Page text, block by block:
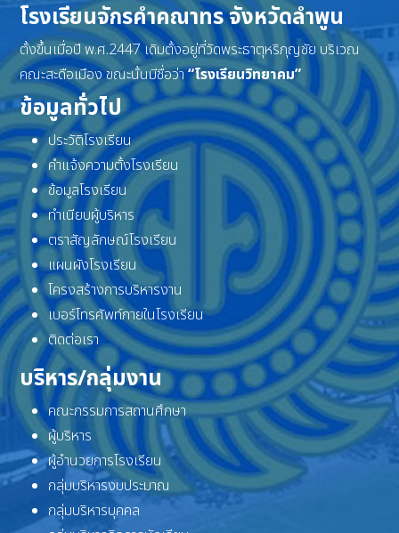
โรงเรียนจักรคำคณาทร จังหวัดลำพูน
ตั้งขึ้นเมื่อปี พ.ศ.2447 เดิมตั้งอยู่ที่วัดพระธาตุหริภุญชัย บริเวณ
คณะสะดือเมือง ขณะนั้นมีชื่อว่า“โรงเรียนวิทยาคม”
ข้อมูลทั่วไป
ประวัติโรงเรียน
คำแจ้งความตั้งโรงเรียน
ข้อมูลโรงเรียน
ทำเนียบผู้บริหาร
ตราสัญลักษณ์โรงเรียน
แผนผังโรงเรียน
โครงสร้างการบริหารงาน
เบอร์โทรศัพท์ภายในโรงเรียน
ติดต่อเรา
บริหาร/กลุ่มงาน
คณะกรรมการสถานศึกษา
ผู้บริหาร
ผู้อำนวยการโรงเรียน
กลุ่มบริหารงบประมาณ
กลุ่มบริหารบุคคล